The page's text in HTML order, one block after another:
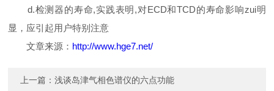
d.检测器的寿命,实践表明,对ECD和TCD的寿命影响zui明
显，应引起用户特别注意
文章来源： http://www.hge7.net/
上一篇：浅谈岛津气相色谱仪的六点功能